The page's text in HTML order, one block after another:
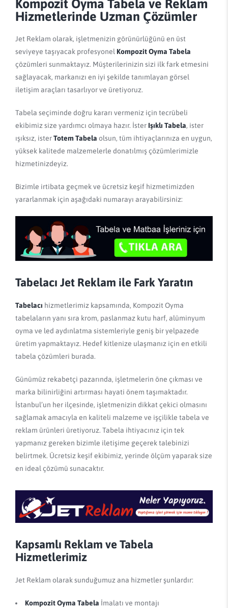
Kompozit Oyma Tabela ve Reklam
Hizmetlerinde Uzman Çözümler
Jet Reklam olarak, işletmenizin görünürlüğünü en üst
seviyeye taşıyacak profesyonel Kompozit Oyma Tabela
çözümleri sunmaktayız. Müşterilerinizin sizi ilk fark etmesini
sağlayacak, markanızı en iyi şekilde tanımlayan görsel
iletişim araçları tasarlıyor ve üretiyoruz.
Tabela seçiminde doğru kararı vermeniz için tecrübeli
ekibimiz size yardımcı olmaya hazır. İster Işıklı Tabela, ister
ışıksız, isterTotem Tabela olsun, tüm ihtiyaçlarınıza en uygun,
yüksek kalitede malzemelerle donatılmış çözümlerimizle
hizmetinizdeyiz.
Bizimle irtibata geçmek ve ücretsiz keşif hizmetimizden
yararlanmak için aşağıdaki numarayı arayabilirsiniz:
Tabelacı Jet Reklam ile Fark Yaratın
Tabelacı hizmetlerimiz kapsamında, Kompozit Oyma
tabelaların yanı sıra krom, paslanmaz kutu harf, alüminyum
oyma ve led aydınlatma sistemleriyle geniş bir yelpazede
üretim yapmaktayız. Hedef kitlenize ulaşmanız için en etkili
tabela çözümleri burada.
Günümüz rekabetçi pazarında, işletmelerin öne çıkması ve
marka bilinirliğini artırması hayati önem taşımaktadır.
İstanbul’un her ilçesinde, işletmenizin dikkat çekici olmasını
sağlamak amacıyla en kaliteli malzeme ve işçilikle tabela ve
reklam ürünleri üretiyoruz. Tabela ihtiyacınız için tek
yapmanız gereken bizimle iletişime geçerek talebinizi
belirtmek. Ücretsiz keşif ekibimiz, yerinde ölçüm yaparak size
en ideal çözümü sunacaktır.
Kapsamlı Reklam ve Tabela
Hizmetlerimiz
Jet Reklam olarak sunduğumuz ana hizmetler şunlardır:
Kompozit Oyma Tabela İmalatı ve montajı